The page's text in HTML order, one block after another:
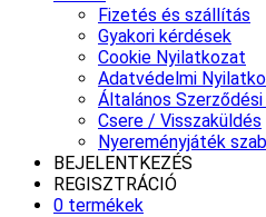
Fizetés és szállítás
Gyakori kérdések
Cookie Nyilatkozat
Adatvédelmi
Általános
Csere / Visszaküldés
Nyereményjáték
BEJELENTKEZÉS
REGISZTRÁCIÓ
0 termékek